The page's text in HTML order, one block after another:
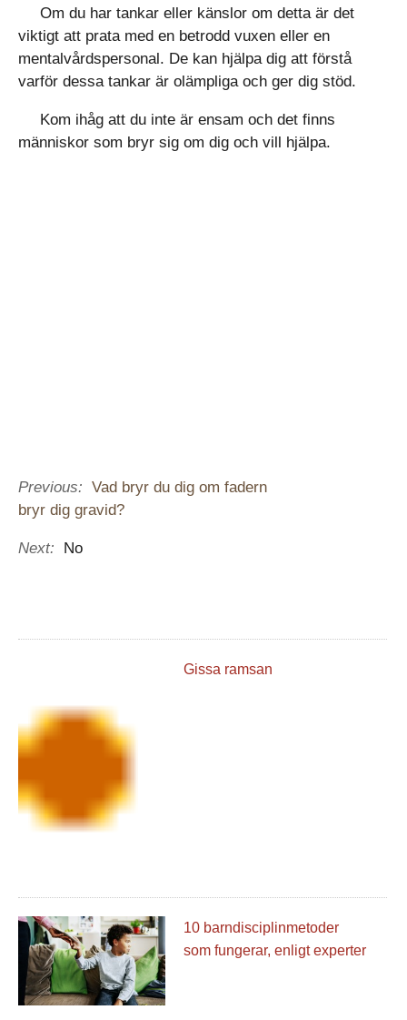
Om du har tankar eller känslor om detta är det
viktigt att prata med en betrodd vuxen eller en
mentalvårdspersonal. De kan hjälpa dig att förstå
varför dessa tankar är olämpliga och ger dig stöd.
Kom ihåg att du inte är ensam och det finns
människor som bryr sig om dig och vill hjälpa.
Previous: Vad bryr du dig om fadern
bryr dig gravid?
Next: No
Gissa ramsan
10 barndisciplinmetoder
som fungerar, enligt experter